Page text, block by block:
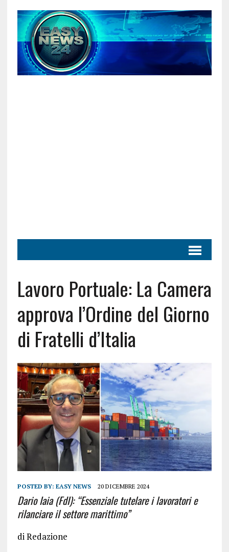
Lavoro Portuale: La Camera
approva l’Ordine del Giorno
di Fratelli d’Italia
POSTED BY: EASY NEWS 20 DICEMBRE 2024
Dario Iaia (FdI): “Essenziale tutelare i lavoratori e
rilanciare il settore marittimo”
di Redazione